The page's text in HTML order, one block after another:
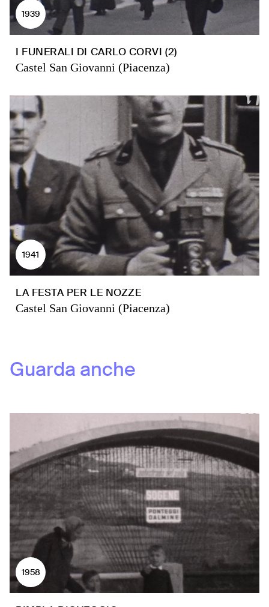
1939
I FUNERALI DI CARLO CORVI (2)
Castel San Giovanni (Piacenza)
1941
LA FESTA PER LE NOZZE
Castel San Giovanni (Piacenza)
Guarda anche
1958